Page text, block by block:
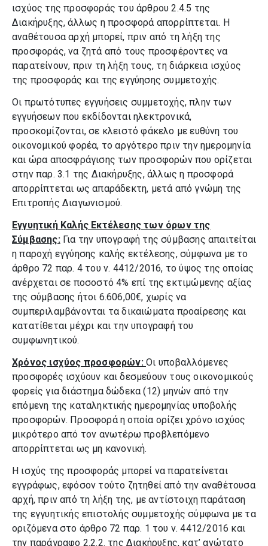
ισχύος της προσφοράς του άρθρου 2.4.5 της
Διακήρυξης, άλλως η προσφορά απορρίπτεται. Η
αναθέτουσα αρχή μπορεί, πριν από τη λήξη της
προσφοράς, να ζητά από τους προσφέροντες να
παρατείνουν, πριν τη λήξη τους, τη διάρκεια ισχύος
της προσφοράς και της εγγύησης συμμετοχής.
Οι πρωτότυπες εγγυήσεις συμμετοχής, πλην των
εγγυήσεων που εκδίδονται ηλεκτρονικά,
προσκομίζονται, σε κλειστό φάκελο με ευθύνη του
οικονομικού φορέα, το αργότερο πριν την ημερομηνία
και ώρα αποσφράγισης των προσφορών που ορίζεται
στην παρ. 3.1 της Διακήρυξης, άλλως η προσφορά
απορρίπτεται ως απαράδεκτη, μετά από γνώμη της
Επιτροπής Διαγωνισμού.
Εγγυητική Καλής Εκτέλεσης των όρων της
Σύμβασης:Για την υπογραφή της σύμβασης απαιτείται
η παροχή εγγύησης καλής εκτέλεσης, σύμφωνα με το
άρθρο 72 παρ. 4 του ν. 4412/2016, το ύψος της οποίας
ανέρχεται σε ποσοστό 4% επί της εκτιμώμενης αξίας
της σύμβασης ήτοι 6.606,00€, χωρίς να
συμπεριλαμβάνονται τα δικαιώματα προαίρεσης και
κατατίθεται μέχρι και την υπογραφή του
συμφωνητικού.
Χρόνος ισχύος προσφορών: Οι υποβαλλόμενες
προσφορές ισχύουν και δεσμεύουν τους οικονομικούς
φορείς για διάστημα δώδεκα (12) μηνών από την
επόμενη της καταληκτικής ημερομηνίας υποβολής
προσφορών. Προσφορά η οποία ορίζει χρόνο ισχύος
μικρότερο από τον ανωτέρω προβλεπόμενο
απορρίπτεται ως μη κανονική.
Η ισχύς της προσφοράς μπορεί να παρατείνεται
εγγράφως, εφόσον τούτο ζητηθεί από την αναθέτουσα
αρχή, πριν από τη λήξη της, με αντίστοιχη παράταση
της εγγυητικής επιστολής συμμετοχής σύμφωνα με τα
οριζόμενα στο άρθρο 72 παρ. 1 του ν. 4412/2016 και
την παράγραφο 2.2.2. της Διακήρυξης, κατ’ ανώτατο